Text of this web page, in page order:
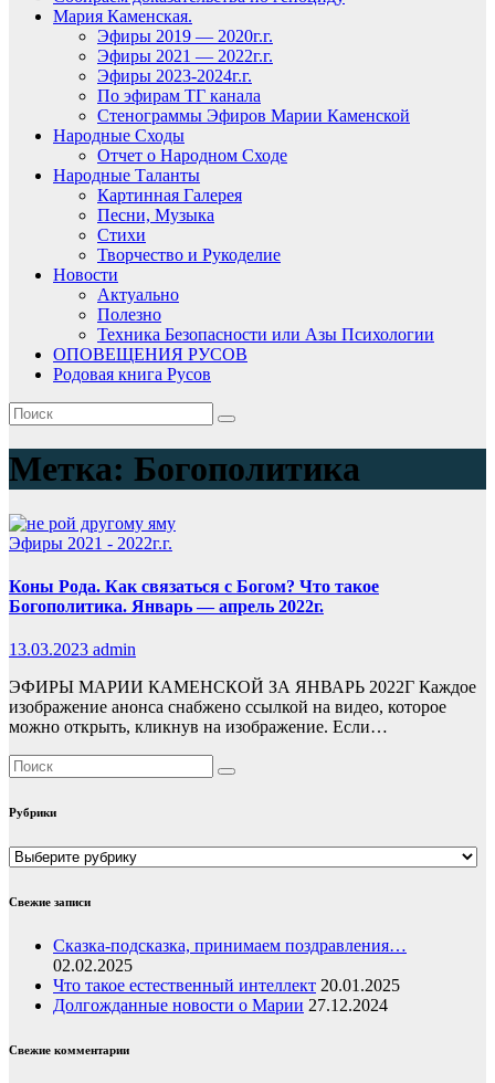
Мария Каменская.
Эфиры 2019 — 2020г.г.
Эфиры 2021 — 2022г.г.
Эфиры 2023-2024г.г.
По эфирам ТГ канала
Стенограммы Эфиров Марии Каменской
Народные Сходы
Отчет о Народном Сходе
Народные Таланты
Картинная Галерея
Песни, Музыка
Стихи
Творчество и Рукоделие
Новости
Актуально
Полезно
Техника Безопасности или Азы Психологии
ОПОВЕЩЕНИЯ РУСОВ
Родовая книга Русов
Метка: Богополитика
Эфиры 2021 - 2022г.г.
Коны Рода. Как связаться с Богом? Что такое
Богополитика. Январь — апрель 2022г.
13.03.2023 admin
ЭФИРЫ МАРИИ КАМЕНСКОЙ ЗА ЯНВАРЬ 2022Г Каждое
изображение анонса снабжено ссылкой на видео, которое
можно открыть, кликнув на изображение. Если…
Рубрики
Рубрики
Свежие записи
Сказка-подсказка, принимаем поздравления…
02.02.2025
Что такое естественный интеллект 20.01.2025
Долгожданные новости о Марии 27.12.2024
Свежие комментарии